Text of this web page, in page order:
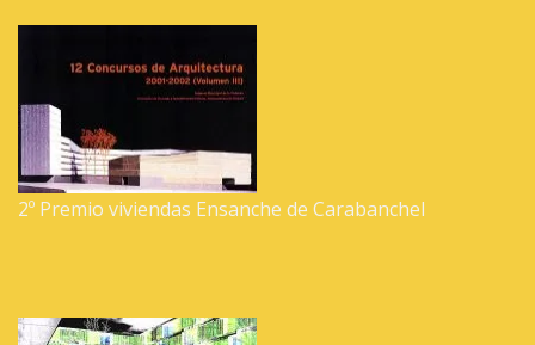
2º Premio viviendas Ensanche de Carabanchel